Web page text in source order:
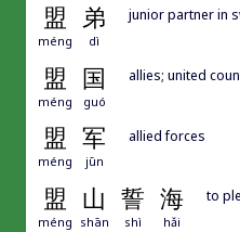
盟 弟
méng dì
junior partner in
盟 国
méng guó
allies; united
盟 军
méng jūn
allied forces
盟 山 誓 海
méng shān shì hǎi
to